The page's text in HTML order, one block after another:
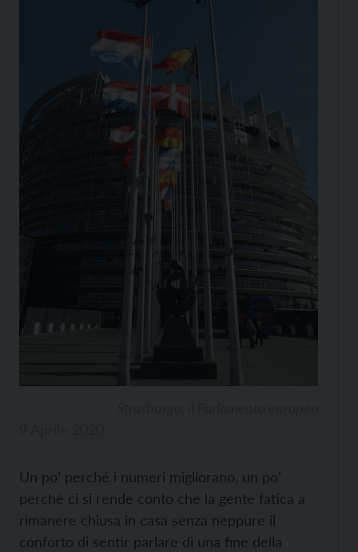
Un po’ perché i numeri migliorano, un po’
perché ci si rende conto che la gente fatica a
rimanere chiusa in casa senza neppure il
conforto di sentir parlare di una fine della